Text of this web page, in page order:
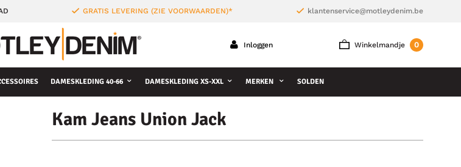
GRATIS LEVERING (ZIE VOORWAARDEN)* klantenservice@motleydenim.be
Winkelmandje 0
Inloggen
DAMESKLEDING 40-66 DAMESKLEDING XS-XXL MERKEN SOLDEN
Kam Jeans Union Jack